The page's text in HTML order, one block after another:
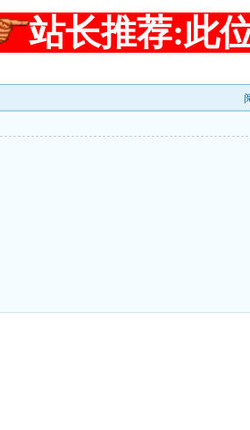
站长推荐:此